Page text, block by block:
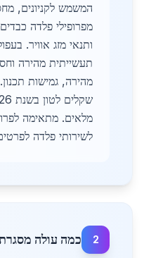
המשמש לקניונים,
מפרופילי פלדה
ותנאי מזג אוויר.
תעשייתית מהירה
מלאים. מתאימה
לשירותי פלדה
2 כמה עולה